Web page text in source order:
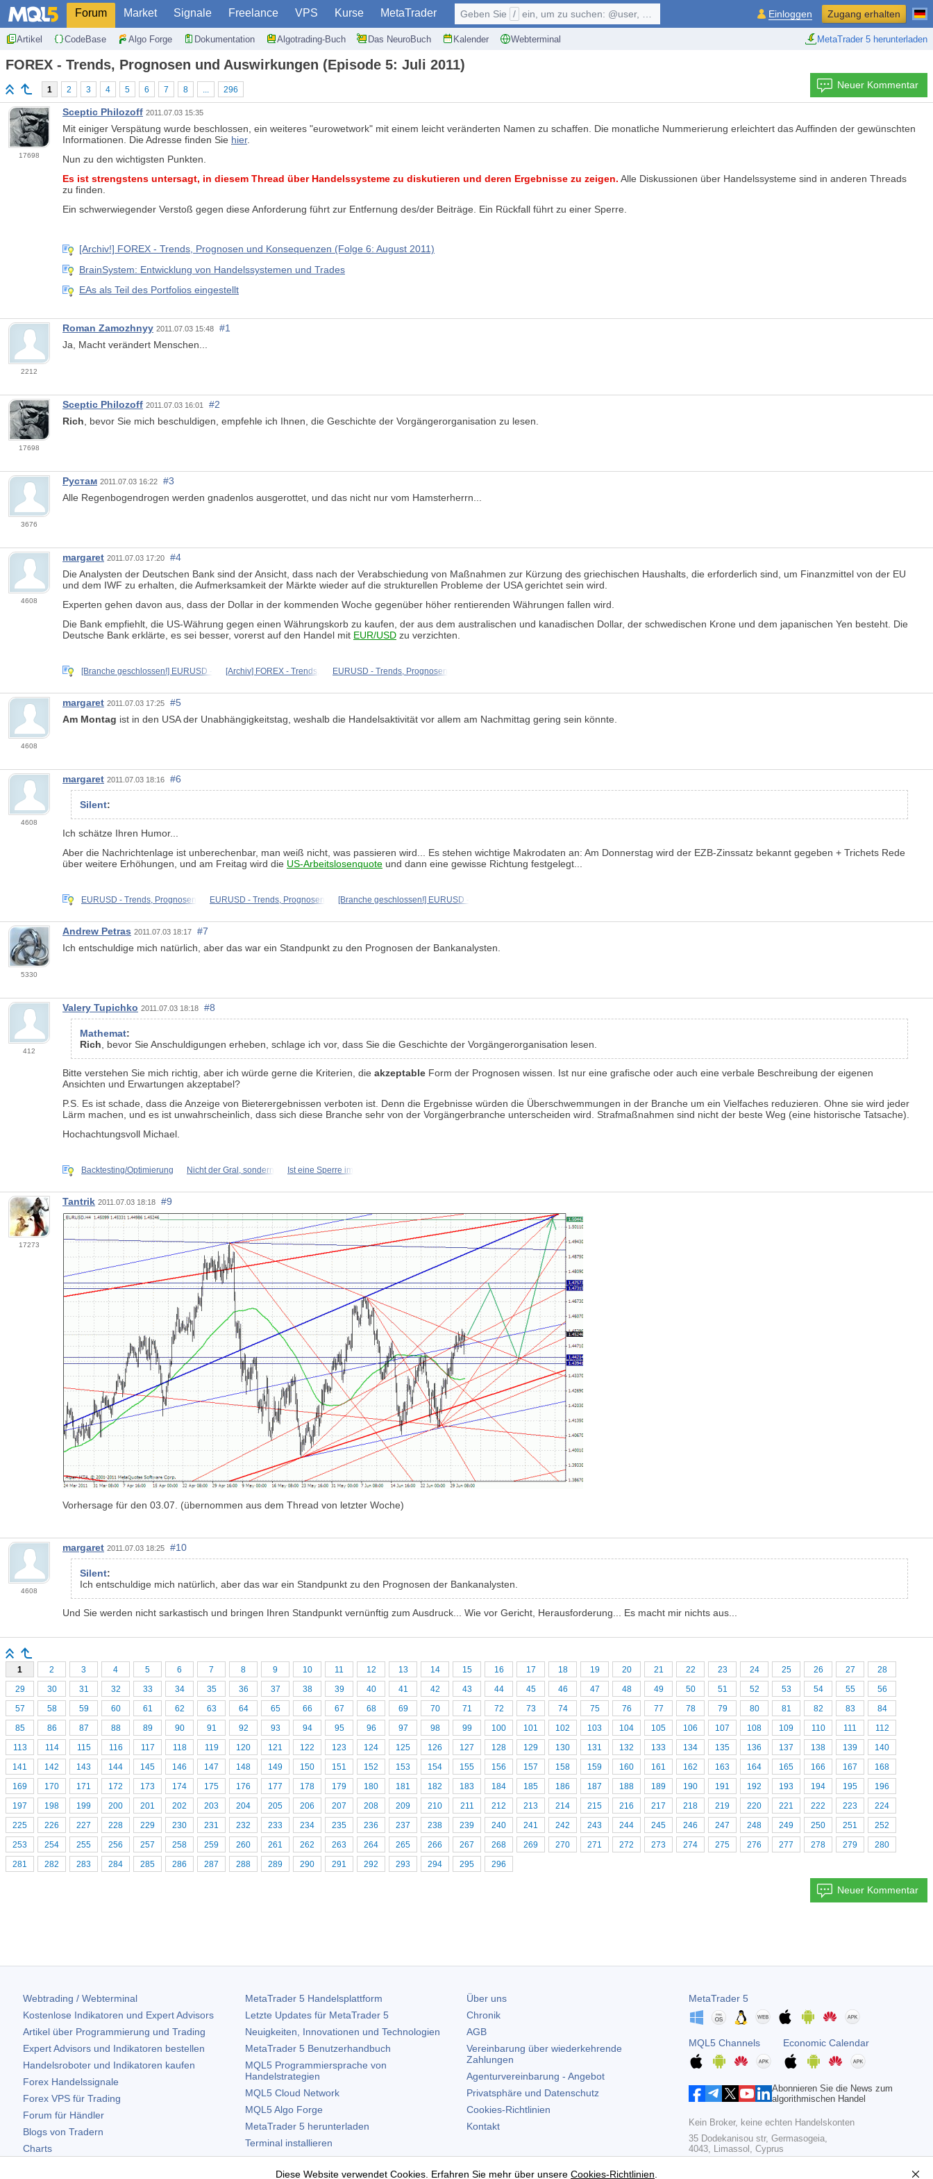
Forum Market Signale Freelance VPS Kurse MetaTrader
Artikel CodeBase Algo Forge Dokumentation Algotrading-Buch Das NeuroBuch Kalender Webterminal MetaTrader 5 herunterladen
Geben Sie / ein, um zu suchen: @user, $symbol, ... Einloggen Zugang erhalten
FOREX - Trends, Prognosen und Auswirkungen (Episode 5: Juli 2011)
1 2 3 4 5 6 7 8 ... 296 Neuer Kommentar
17698
Sceptic Philozoff 2011.07.03 15:35
Mit einiger Verspätung wurde beschlossen, ein weiteres "eurowetwork" mit einem leicht veränderten Namen zu schaffen. Die monatliche Nummerierung erleichtert das Auffinden der gewünschten
Informationen. Die Adresse finden Sie hier.
Nun zu den wichtigsten Punkten.
Es ist strengstens untersagt, in diesem Thread über Handelssysteme zu diskutieren und deren Ergebnisse zu zeigen. Alle Diskussionen über Handelssysteme sind in anderen Threads
zu finden.
Ein schwerwiegender Verstoß gegen diese Anforderung führt zur Entfernung des/der Beiträge. Ein Rückfall führt zu einer Sperre.
[Archiv!] FOREX - Trends, Prognosen und Konsequenzen (Folge 6: August 2011)
BrainSystem: Entwicklung von Handelssystemen und Trades
EAs als Teil des Portfolios eingestellt
2212
Roman Zamozhnyy 2011.07.03 15:48
#1
Ja, Macht verändert Menschen...
17698
Sceptic Philozoff 2011.07.03 16:01
#2
Rich , bevor Sie mich beschuldigen, empfehle ich Ihnen, die Geschichte der Vorgängerorganisation zu lesen.
3676
Рустам 2011.07.03 16:22
#3
Alle Regenbogendrogen werden gnadenlos ausgerottet, und das nicht nur vom Hamsterherrn...
4608
margaret 2011.07.03 17:20
#4
Die Analysten der Deutschen Bank sind der Ansicht, dass nach der Verabschiedung von Maßnahmen zur Kürzung des griechischen Haushalts, die erforderlich sind, um Finanzmittel von der EU
und dem IWF zu erhalten, die Aufmerksamkeit der Märkte wieder auf die strukturellen Probleme der USA gerichtet sein wird.
Experten gehen davon aus, dass der Dollar in der kommenden Woche gegenüber höher rentierenden Währungen fallen wird.
Die Bank empfiehlt, die US-Währung gegen einen Währungskorb zu kaufen, der aus dem australischen und kanadischen Dollar, der schwedischen Krone und dem japanischen Yen besteht. Die
Deutsche Bank erklärte, es sei besser, vorerst auf den Handel mit EUR/USD zu verzichten.
[Branche geschlossen!] EURUSD - [Archiv] FOREX - Trends, EURUSD - Trends, Prognosen
4608
margaret 2011.07.03 17:25
#5
Am Montag ist in den USA der Unabhängigkeitstag, weshalb die Handelsaktivität vor allem am Nachmittag gering sein könnte.
4608
margaret 2011.07.03 18:16 #6
Silent:
Ich schätze Ihren Humor...
Aber die Nachrichtenlage ist unberechenbar, man weiß nicht, was passieren wird... Es stehen wichtige Makrodaten an: Am Donnerstag wird der EZB-Zinssatz bekannt gegeben + Trichets Rede
über weitere Erhöhungen, und am Freitag wird die US-Arbeitslosenquote und dann eine gewisse Richtung festgelegt...
EURUSD - Trends, Prognosen EURUSD - Trends, Prognosen [Branche geschlossen!] EURUSD -
5330
Andrew Petras 2011.07.03 18:17
#7
Ich entschuldige mich natürlich, aber das war ein Standpunkt zu den Prognosen der Bankanalysten.
412
Valery Tupichko 2011.07.03 18:18 #8
Mathemat:
Rich, bevor Sie Anschuldigungen erheben, schlage ich vor, dass Sie die Geschichte der Vorgängerorganisation lesen.
Bitte verstehen Sie mich richtig, aber ich würde gerne die Kriterien, die akzeptable Form der Prognosen wissen. Ist nur eine grafische oder auch eine verbale Beschreibung der eigenen
Ansichten und Erwartungen akzeptabel?
P.S. Es ist schade, dass die Anzeige von Bieterergebnissen verboten ist. Denn die Ergebnisse würden die Überschwemmungen in der Branche um ein Vielfaches reduzieren. Ohne sie wird jeder
Lärm machen, und es ist unwahrscheinlich, dass sich diese Branche sehr von der Vorgängerbranche unterscheiden wird. Strafmaßnahmen sind nicht der beste Weg (eine historische Tatsache).
Hochachtungsvoll Michael.
Backtesting/Optimierung Nicht der Gral, sondern Ist eine Sperre im
17273
Tantrik 2011.07.03 18:18 #9
Vorhersage für den 03.07. (übernommen aus dem Thread von letzter Woche)
4608
margaret 2011.07.03 18:25 #10
Silent:
Ich entschuldige mich natürlich, aber das war ein Standpunkt zu den Prognosen der Bankanalysten.
Und Sie werden nicht sarkastisch und bringen Ihren Standpunkt vernünftig zum Ausdruck... Wie vor Gericht, Herausforderung... Es macht mir nichts aus...
1 2 3 4 5 6 7 8 9 10 11 12 13 14 15 16 17 18 19 20 21 22 23 24 25 26 27
28
29
30 31 32 33 34 35 36 37 38 39 40 41 42 43 44 45 46 47 48 49 50 51 52 53 54 55
56
57
58 59 60 61 62 63 64 65 66 67 68 69 70 71 72 73 74 75 76 77 78 79 80 81 82 83
84
85
86 87 88 89 90 91 92 93 94 95 96 97 98 99 100 101 102 103 104 105 106 107 108 109 110 111
112
113
114 115 116 117 118 119 120 121 122 123 124 125 126 127 128 129 130 131 132 133 134 135 136 137 138 139
140
141
142 143 144 145 146 147 148 149 150 151 152 153 154 155 156 157 158 159 160 161 162 163 164 165 166 167
168
169
170 171 172 173 174 175 176 177 178 179 180 181 182 183 184 185 186 187 188 189 190 191 192 193 194 195
196
197
198 199 200 201 202 203 204 205 206 207 208 209 210 211 212 213 214 215 216 217 218 219 220 221 222 223
224
225
226 227 228 229 230 231 232 233 234 235 236 237 238 239 240 241 242 243 244 245 246 247 248 249 250 251
252
253
254 255 256 257 258 259 260 261 262 263 264 265 266 267 268 269 270 271 272 273 274 275 276 277 278 279
280
281
282 283 284 285 286 287 288 289 290 291 292 293 294 295 296
Neuer Kommentar
Webtrading / Webterminal
Kostenlose Indikatoren und Expert Advisors
Artikel über Programmierung und Trading
Expert Advisors und Indikatoren bestellen
Handelsroboter und Indikatoren kaufen
Forex Handelssignale
Forex VPS für Trading
Forum für Händler
Blogs von Tradern
Charts
MetaTrader 5Handelsplattform
Letzte Updates für MetaTrader 5
Neuigkeiten, Innovationen und Technologien
MetaTrader 5Benutzerhandbuch
MQL5 Programmiersprache von
Handelstrategien
MQL5 Cloud Network
MQL5 Algo Forge
MetaTrader 5herunterladen
Terminal installieren
Terminal deinstallieren
Über uns
Chronik
AGB
Vereinbarung über wiederkehrende
Zahlungen
Agenturvereinbarung - Angebot
Privatsphäre und Datenschutz
Cookies-Richtlinien
Kontakt
MetaTrader 5
MQL5 Channels Economic Calendar
Abonnieren Sie die News zum
algorithmischen Handel
Kein Broker, keine echten Handelskonten
35 Dodekanisou str, Germasogeia,
4043, Limassol, Cyprus
Diese Website verwendet Cookies. Erfahren Sie mehr über unsere Cookies-Richtlinien